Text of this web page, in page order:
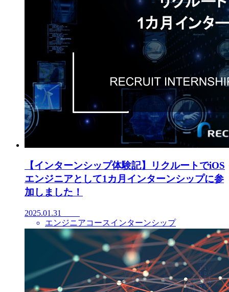
【インターンシップ体験記】リクルートでiOS
エンジニアとして1カ月インターンシップに参
加しました！
2025.01.31
エンジニアコースインターンシップ